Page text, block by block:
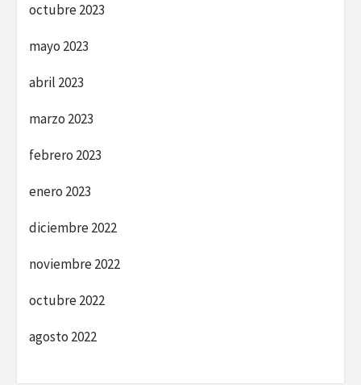
octubre 2023
mayo 2023
abril 2023
marzo 2023
febrero 2023
enero 2023
diciembre 2022
noviembre 2022
octubre 2022
agosto 2022